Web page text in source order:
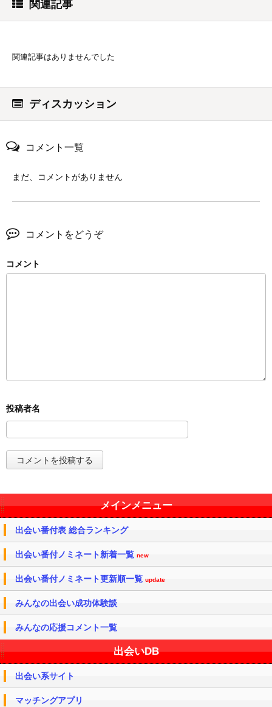
関連記事
関連記事はありませんでした
ディスカッション
コメント一覧
まだ、コメントがありません
コメントをどうぞ
コメント
メインメニュー
出会い番付表 総合ランキング
出会い番付ノミネート新着一覧 new
出会い番付ノミネート更新順一覧 update
みんなの出会い成功体験談
みんなの応援コメント一覧
出会いDB
出会い系サイト
マッチングアプリ